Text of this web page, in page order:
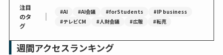
注目
のタ
グ
｜ #AI #AI会議 #forStudents
#IP business
#テレビCM
#人財会議 #広報 #転売
週間アクセスランキング